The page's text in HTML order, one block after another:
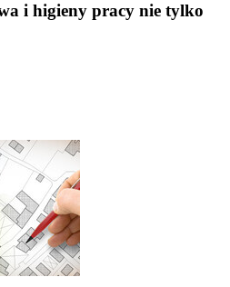
i higieny pracy nie tylko